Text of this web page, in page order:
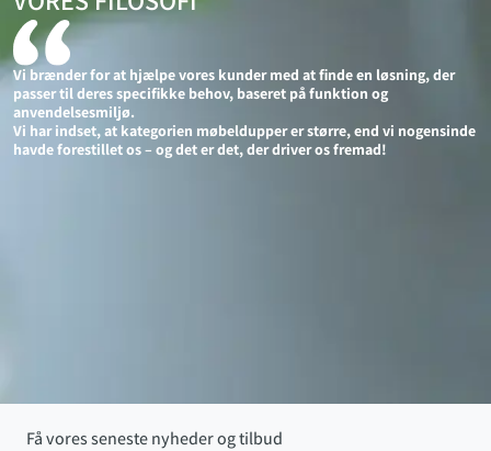
VORES FILOSOFI
Vi brænder for at hjælpe vores kunder med at finde en løsning, der
passer til deres specifikke behov, baseret på funktion og
anvendelsesmiljø.
Vi har indset, at kategorien møbeldupper er større, end vi nogensinde